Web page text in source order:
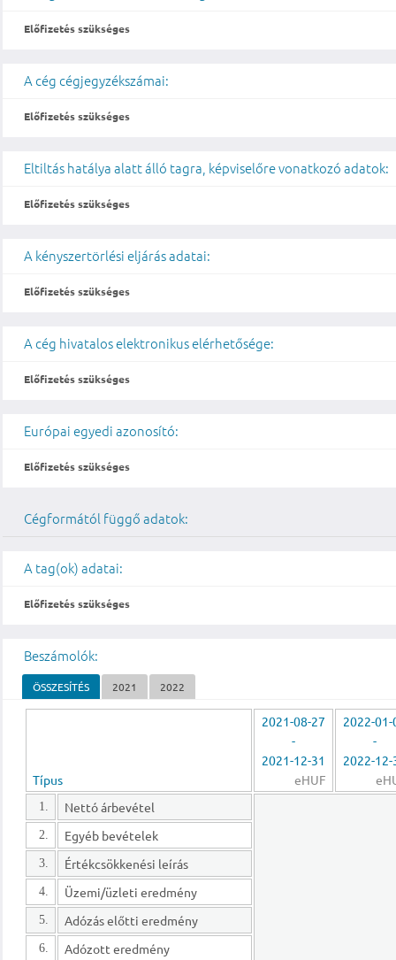
Előfizetés szükséges
A cég cégjegyzékszámai:
Előfizetés szükséges
Eltiltás hatálya alatt álló tagra, képviselőre vonatkozó adatok:
Előfizetés szükséges
A kényszertörlési eljárás adatai:
Előfizetés szükséges
A cég hivatalos elektronikus elérhetősége:
Előfizetés szükséges
Európai egyedi azonosító:
Előfizetés szükséges
Cégformától függő adatok:
A tag(ok) adatai:
Előfizetés szükséges
Beszámolók:
ÖSSZESÍTÉS 2021 2022
Típus
2021-08-27
-
2021-12-31
eHUF
2022-01-
-
2022-12-
1. Nettó árbevétel
2. Egyéb bevételek
3. Értékcsökkenési leírás
4. Üzemi/üzleti eredmény
5. Adózás előtti eredmény
6. Adózott eredmény